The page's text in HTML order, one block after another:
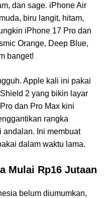
dan sage. iPhone Air
biru langit, hitam,
iPhone 17 Pro dan
Orange, Deep Blue,
banget!
Apple kali ini pakai
2 yang bikin layar
dan Pro Max kini
rangka
andalan. Ini membuat
dalam waktu lama.
Mulai Rp16 Jutaan
belum diumumkan,